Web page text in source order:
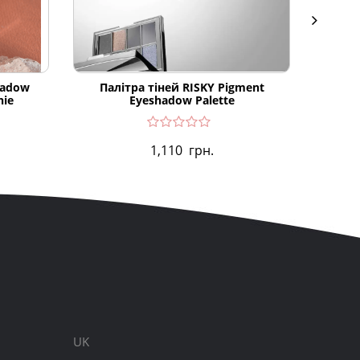
Палітра тіней RISKY Pigment
Eyeshadow Palette
1,110 грн.
UK